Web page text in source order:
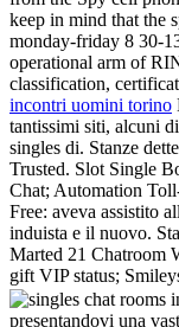
keep in mind that the
monday-friday 8 30-
operational arm of
classification,
incontri uomini torino
tantissimi siti, alcuni
singles di. Stanze
Trusted. Slot Single
Chat; Automation
Free: aveva assistito
induista e il nuovo.
Marted 21 Chatroom
gift VIP status;
presentandovi una